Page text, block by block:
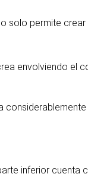
permite
envolviendo
inferior